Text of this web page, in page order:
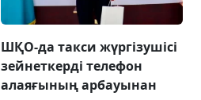
ШҚО-да такси жүргізушісі
зейнеткерді телефон
алаяғының арбауынан